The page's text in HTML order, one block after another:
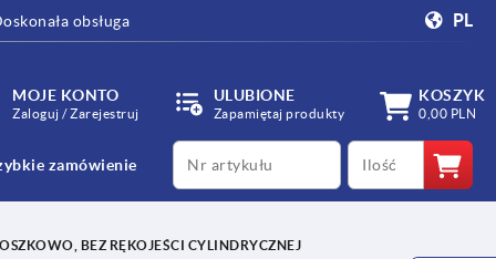
obsługa PL
MOJE KONTO
Zaloguj / Zarejestruj
ULUBIONE
Zapamiętaj produkty
KOSZYK
0,00 PLN
zamówienie
productCode qty
BEZ RĘKOJEŚCI CYLINDRYCZNEJ